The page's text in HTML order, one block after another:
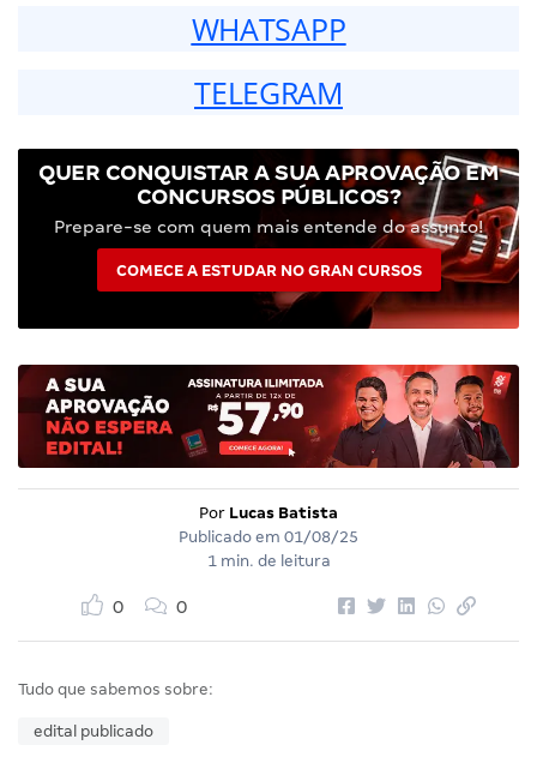
WHATSAPP
TELEGRAM
QUER CONQUISTAR A SUA APROVAÇÃO EM
CONCURSOS PÚBLICOS?
Prepare-se com quem mais entende do assunto!
COMECE A ESTUDAR NO GRAN CURSOS
Por Lucas Batista
Publicado em 01/08/25
1 min. de leitura
0 0
Tudo que sabemos sobre:
edital publicado